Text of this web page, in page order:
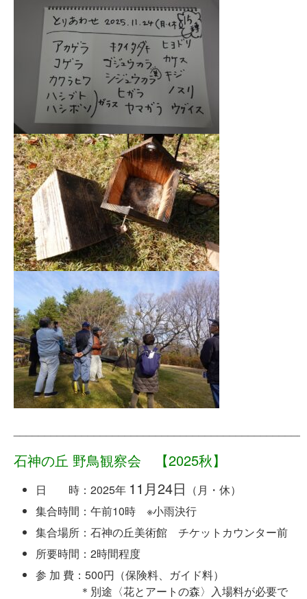
石神の丘 野鳥観察会 【2025秋】
日 時：2025年 11月24日 （月・休）
集合時間：午前10時 ※小雨決行
集合場所：石神の丘美術館 チケットカウンター前
所要時間：2時間程度
参 加 費：500円（保険料、ガイド料）
＊別途〈花とアートの森〉入場料が必要で